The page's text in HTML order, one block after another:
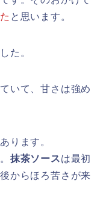
と思います。
た。
いて、甘さは強め
ります。
抹茶ソースは最初
からほろ苦さが来